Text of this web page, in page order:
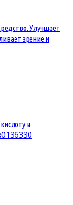
Улучшает
зрение и
и
0136330